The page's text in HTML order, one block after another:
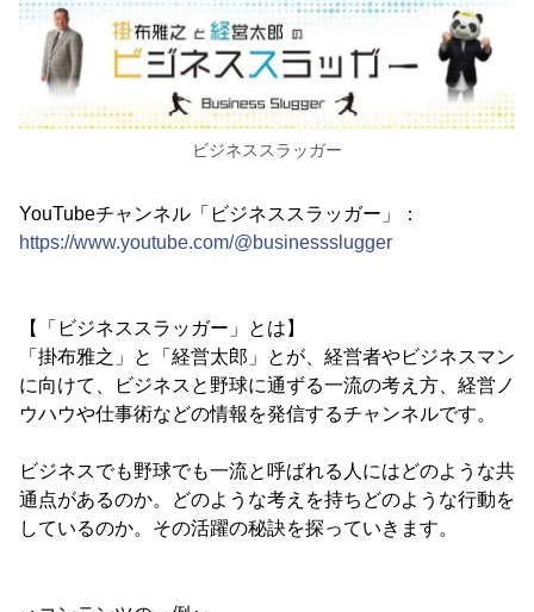
ビジネススラッガー
YouTubeチャンネル「ビジネススラッガー」：
https://www.youtube.com/@businessslugger
【「ビジネススラッガー」とは】
「掛布雅之」と「経営太郎」とが、経営者やビジネスマン
に向けて、ビジネスと野球に通ずる一流の考え方、経営ノ
ウハウや仕事術などの情報を発信するチャンネルです。
ビジネスでも野球でも一流と呼ばれる人にはどのような共
通点があるのか。どのような考えを持ちどのような行動を
しているのか。その活躍の秘訣を探っていきます。